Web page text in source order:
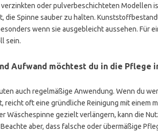
oder pulverbeschichteten Modellen
die Spinne sauber zu halten.
wenn sie ausgebleicht aussehen. Für
sein.
Aufwand möchtest du in die Pflege
auch regelmäßige Anwendung. Wenn du
reicht oft eine gründliche Reinigung mit einem
Wäschespinne gezielt verlängern, kann die
aber, dass falsche oder übermäßige